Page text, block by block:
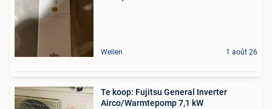
Wellen 1 août 26
Te koop: Fujitsu General Inverter
Airco/Warmtepomp 7,1 kW